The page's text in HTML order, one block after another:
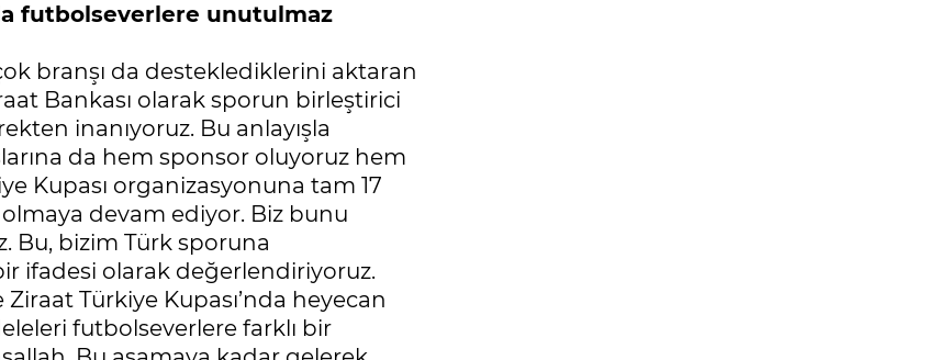
futbolseverlere unutulmaz
branşı da desteklediklerini aktaran
Bankası olarak sporun birleştirici
inanıyoruz. Bu anlayışla
da hem sponsor oluyoruz hem
Kupası organizasyonuna tam 17
olmaya devam ediyor. Biz bunu
Bu, bizim Türk sporuna
ifadesi olarak değerlendiriyoruz.
Türkiye Kupası’nda heyecan
futbolseverlere farklı bir